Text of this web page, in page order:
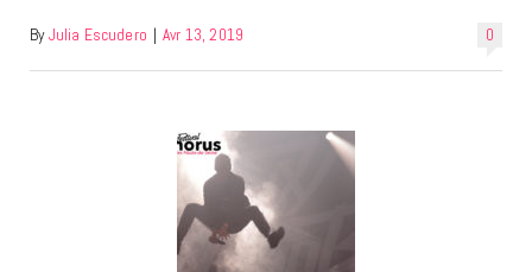
0
By Julia Escudero | Avr 13, 2019